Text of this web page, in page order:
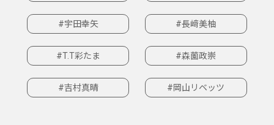
#宇田幸矢 #長﨑美柚
#T.T彩たま #森薗政崇
#吉村真晴 #岡山リベッツ